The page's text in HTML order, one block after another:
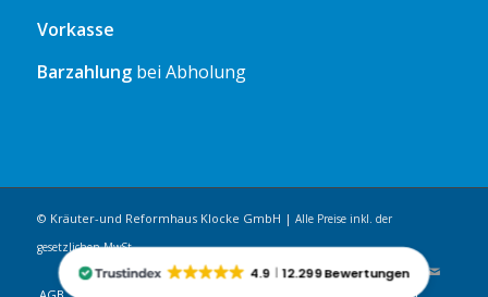
4.9 12.299 Bewertungen
Vorkasse
Barzahlungbei Abholung
© Kräuter-und Reformhaus Klocke GmbH | Alle Preise inkl. der
gesetzlichen MwSt.